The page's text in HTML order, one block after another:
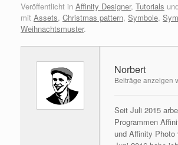
Veröffentlicht in Affinity Designer, Tutorials
mit Assets, Christmas pattern, Symbole,
Weihnachtsmuster.
Norbert
Beiträge anzeigen
Seit Juli 2015
Programmen
und Affinity